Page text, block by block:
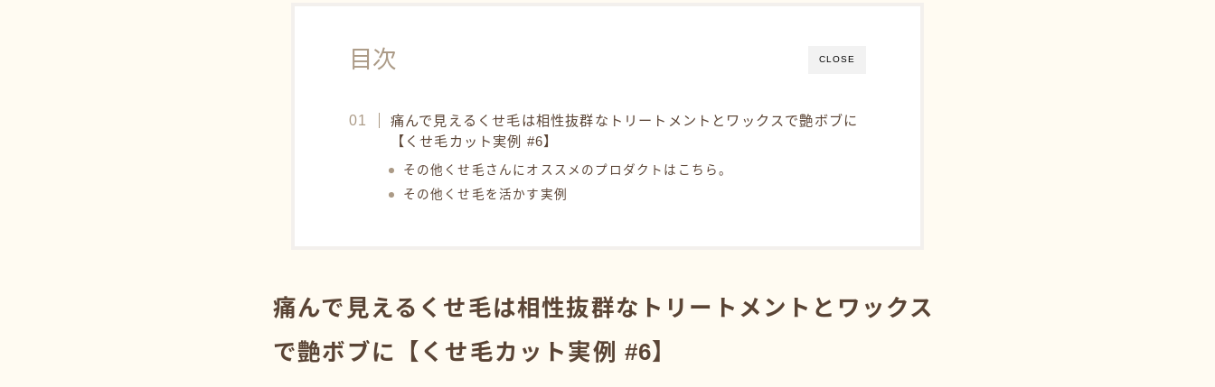
CLOSE
目次
痛んで見えるくせ毛は相性抜群なトリートメントとワックスで艶ボブに
【くせ毛カット実例 #6】
その他くせ毛さんにオススメのプロダクトはこちら。
その他くせ毛を活かす実例
痛んで見えるくせ毛は相性抜群なトリートメントとワックス
で艶ボブに【くせ毛カット実例 #6】